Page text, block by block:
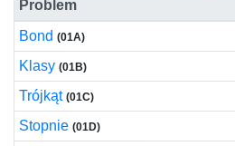
Problem
Bond (01A)
Klasy (01B)
Trójkąt (01C)
Stopnie (01D)